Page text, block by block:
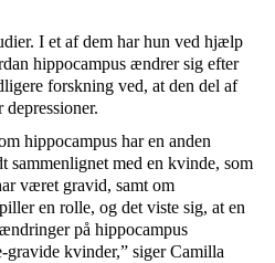
I et af dem har hun ved hjælp
hippocampus ændrer sig efter
forskning ved, at den del af
hippocampus har en anden
sammenlignet med en kvinde, som
været gravid, samt om
en rolle, og det viste sig, at en
på hippocampus
gravide kvinder,” siger Camilla